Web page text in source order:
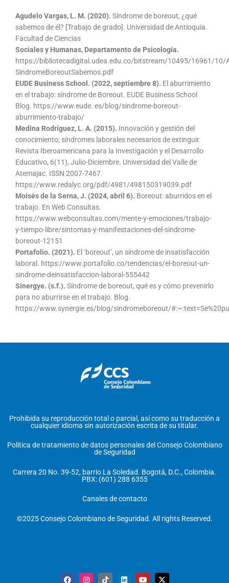
Agudelo Vargas, L. M. (2020). Síndrome de boreout, ¿qué
sabemos de él? [Trabajo de grado]. Universidad de Antioquia.
Facultad de Ciencias
Sociales y Humanas, Departamento de Psicología.
https://bibliotecadigital.udea.edu.co/bitstream/10495/16961/10/
SindromeBoreoutSabemos.pdf
EUDE Business School. (2022, septiembre 8). El aburrimiento
en el trabajo: síndrome de Boreout. EUDE Business School
Blog. https://www.eude. es/blog/sindrome-boreout-
aburrimiento-trabajo/
Medina Rodríguez, L. A. (2015). Innovación y gestión del
conocimiento; síndromes laborales necesarios de extinguir.
Revista Iberoamericana para la Investigación y el Desarrollo
Educativo, 6(11), Julio-Diciembre. Universidad del Valle de
Atemajac. ISSN 2007-7467.
https://www.redalyc.org/pdf/4981/498150319039.pdf
Moisés de la Serna, J. (2024, abril 6). Boreout: aburridos en el
trabajo. En Web Consultas.
https://www.webconsultas.com/mente-y-emociones/trabajo-
y-tiempo-libre/sintomas-y-manifestaciones-del-sindrome-
boreout-12151
Portafolio. (2021). El ‘boreout’, un síndrome de insatisfacción
laboral. https://www.portafolio.co/tendencias/el-boreout-un-
sindrome-deinsatisfaccion-laboral-555442
Sinergye. (s.f.). Síndrome de boreout, qué es y cómo prevenirlo
para no aburrirse en el trabajo. Blog.
https://www.synergie.es/blog/sindromeboreout/
Prohibida su reproducción total o parcial, así como su traducción a
cualquier idioma sin autorización escrita de su titular.
Política de tratamiento de datos personales del Consejo Colombiano
de Seguridad
Carrera 20 No. 39-52, barrio La Soledad. Bogotá, D.C., Colombia.
PBX: (601) 288 6355
Canales de contacto
©2025 Consejo Colombiano de Seguridad. All rights Reserved.
F
I
T
L
Y
X